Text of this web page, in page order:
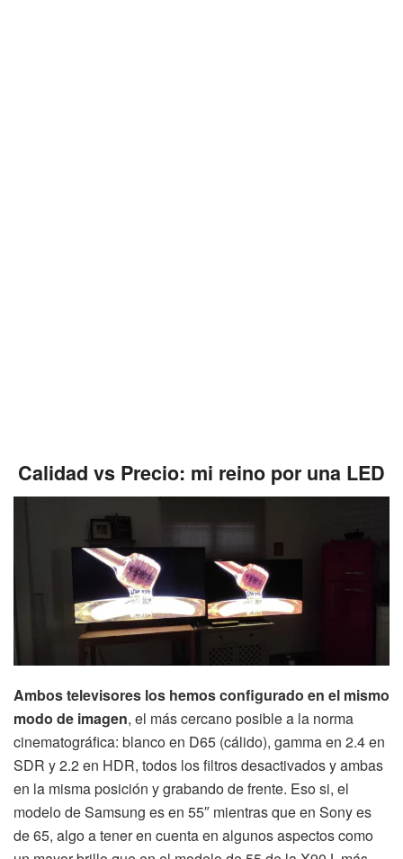
Calidad vs Precio: mi reino por una LED
Ambos televisores los hemos configurado en el mismo
modo de imagen, el más cercano posible a la norma
cinematográfica: blanco en D65 (cálido), gamma en 2.4 en
SDR y 2.2 en HDR, todos los filtros desactivados y ambas
en la misma posición y grabando de frente. Eso si, el
modelo de Samsung es en 55″ mientras que en Sony es
de 65, algo a tener en cuenta en algunos aspectos como